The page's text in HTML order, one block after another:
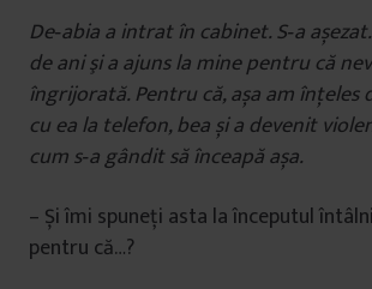
De‑abia a intrat în cabinet. S‑a
de ani şi a ajuns la mine pentru că
îngrijorată. Pentru că, așa am înţeles
cu ea la telefon, bea și a devenit
cum s‑a gândit să înceapă așa.
– Și îmi spuneţi asta la începutul
pentru că…?